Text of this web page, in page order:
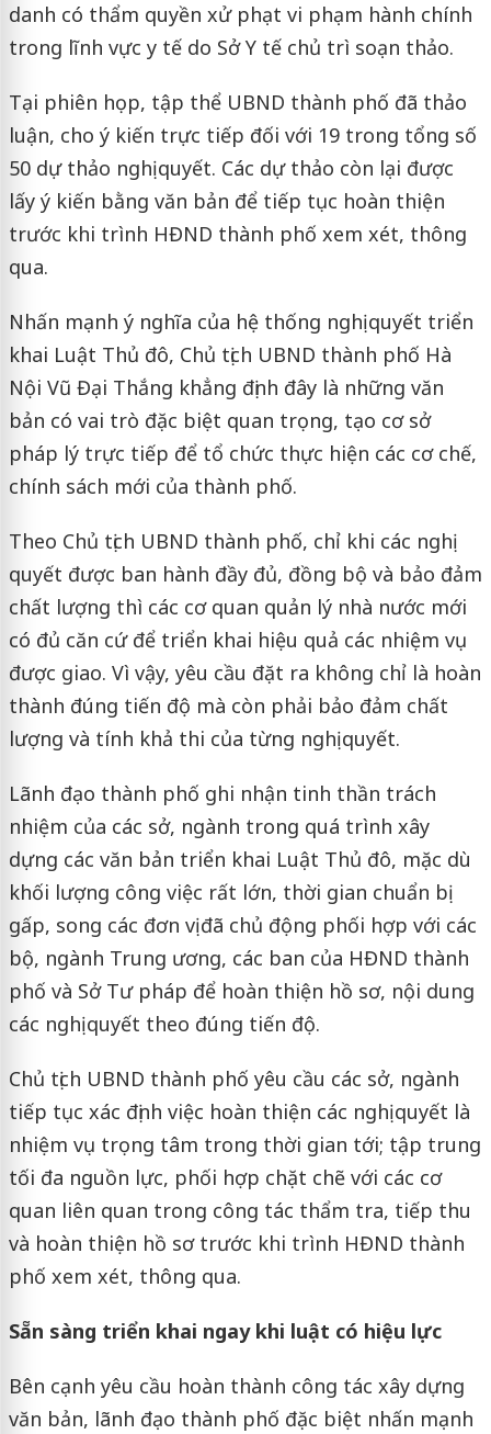
danh có thẩm quyền xử phạt vi phạm hành chính
trong lĩnh vực y tế do Sở Y tế chủ trì soạn thảo.
Tại phiên họp, tập thể UBND thành phố đã thảo
luận, cho ý kiến trực tiếp đối với 19 trong tổng số
50 dự thảo nghị quyết. Các dự thảo còn lại được
lấy ý kiến bằng văn bản để tiếp tục hoàn thiện
trước khi trình HĐND thành phố xem xét, thông
qua.
Nhấn mạnh ý nghĩa của hệ thống nghị quyết triển
khai Luật Thủ đô, Chủ tịch UBND thành phố Hà
Nội Vũ Đại Thắng khẳng định đây là những văn
bản có vai trò đặc biệt quan trọng, tạo cơ sở
pháp lý trực tiếp để tổ chức thực hiện các cơ chế,
chính sách mới của thành phố.
Theo Chủ tịch UBND thành phố, chỉ khi các nghị
quyết được ban hành đầy đủ, đồng bộ và bảo đảm
chất lượng thì các cơ quan quản lý nhà nước mới
có đủ căn cứ để triển khai hiệu quả các nhiệm vụ
được giao. Vì vậy, yêu cầu đặt ra không chỉ là hoàn
thành đúng tiến độ mà còn phải bảo đảm chất
lượng và tính khả thi của từng nghị quyết.
Lãnh đạo thành phố ghi nhận tinh thần trách
nhiệm của các sở, ngành trong quá trình xây
dựng các văn bản triển khai Luật Thủ đô, mặc dù
khối lượng công việc rất lớn, thời gian chuẩn bị
gấp, song các đơn vị đã chủ động phối hợp với các
bộ, ngành Trung ương, các ban của HĐND thành
phố và Sở Tư pháp để hoàn thiện hồ sơ, nội dung
các nghị quyết theo đúng tiến độ.
Chủ tịch UBND thành phố yêu cầu các sở, ngành
tiếp tục xác định việc hoàn thiện các nghị quyết là
nhiệm vụ trọng tâm trong thời gian tới; tập trung
tối đa nguồn lực, phối hợp chặt chẽ với các cơ
quan liên quan trong công tác thẩm tra, tiếp thu
và hoàn thiện hồ sơ trước khi trình HĐND thành
phố xem xét, thông qua.
Sẵn sàng triển khai ngay khi luật có hiệu lực
Bên cạnh yêu cầu hoàn thành công tác xây dựng
văn bản, lãnh đạo thành phố đặc biệt nhấn mạnh